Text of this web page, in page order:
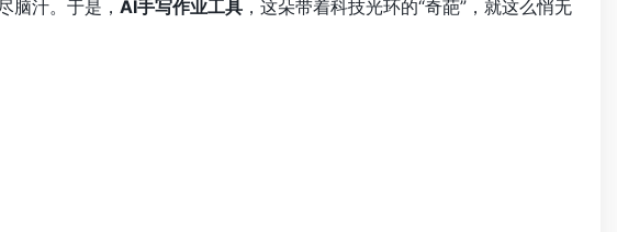
脑汁。于是， AI手写作业工具 ，这朵带着科技光环的“奇葩”，就这么悄无